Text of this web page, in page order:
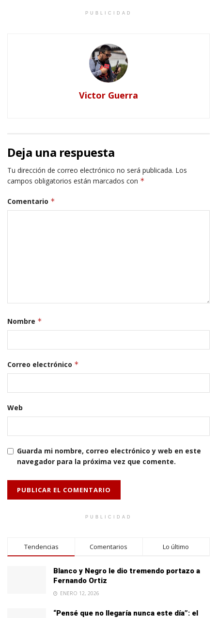
PUBLICIDAD
Victor Guerra
Deja una respuesta
Tu dirección de correo electrónico no será publicada. Los
campos obligatorios están marcados con *
Comentario *
Nombre *
Correo electrónico *
Web
Guarda mi nombre, correo electrónico y web en este
navegador para la próxima vez que comente.
PUBLICIDAD
Tendencias Comentarios Lo último
Blanco y Negro le dio tremendo portazo a
Fernando Ortiz
ENERO 12, 2026
“Pensé que no llegaría nunca este día”: el